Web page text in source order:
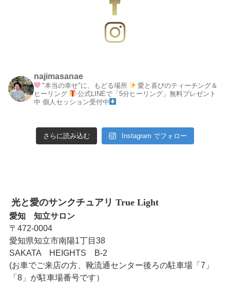
najimasanae
"本当の幸せ"に、もどる場所
愛と喜びのティーチング＆
ヒーリング
公式LINEで「5分ヒーリング」無料プレゼント
中 個人セッション受付中
さらに読み込む Instagram でフォロー
光と愛のサンクチュアリ True Light
愛知 知立サロン
〒472-0004
愛知県知立市南陽1丁目38
SAKATA HEIGHTS B-2
(お車でご来店の方、靴流通センター後ろの駐車場「7」
「8」が駐車場番号です）